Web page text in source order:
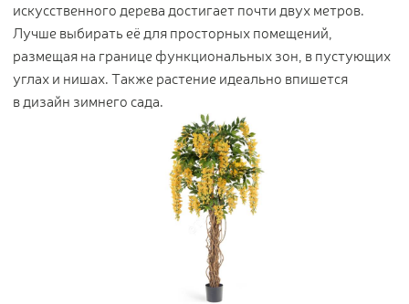
искусственного дерева достигает почти двух метров.
Лучше выбирать её для просторных помещений,
размещая на границе функциональных зон, в пустующих
углах и нишах. Также растение идеально впишется
в дизайн зимнего сада.